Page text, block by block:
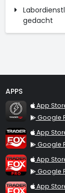
gedacht
APPS
TraderFox Flash
App
Google
TraderFox App
App
Google
TraderFox Pro
App
Google
TraderFox dpa-
App